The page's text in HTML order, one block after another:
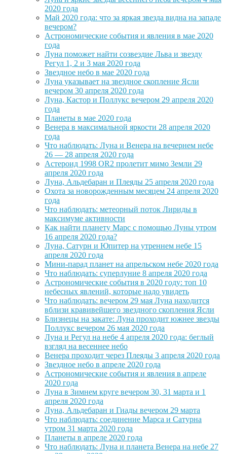
2020 года
Май 2020 года: что за яркая звезда видна на западе
вечером?
Астрономические события и явления в мае 2020
года
Луна поможет найти созвездие Льва и звезду
Регул 1, 2 и 3 мая 2020 года
Звездное небо в мае 2020 года
Луна указывает на звездное скопление Ясли
вечером 30 апреля 2020 года
Луна, Кастор и Поллукс вечером 29 апреля 2020
года
Планеты в мае 2020 года
Венера в максимальной яркости 28 апреля 2020
года
Что наблюдать: Луна и Венера на вечернем небе
26 — 28 апреля 2020 года
Астероид 1998 OR2 пролетит мимо Земли 29
апреля 2020 года
Луна, Альдебаран и Плеяды 25 апреля 2020 года
Охота за новорожденным месяцем 24 апреля 2020
года
Что наблюдать: метеорный поток Лириды в
максимуме активности
Как найти планету Марс с помощью Луны утром
16 апреля 2020 года?
Луна, Сатурн и Юпитер на утреннем небе 15
апреля 2020 года
Мини-парад планет на апрельском небе 2020 года
Что наблюдать: суперлуние 8 апреля 2020 года
Астрономические события в 2020 году: топ 10
небесных явлений, которые надо увидеть
Что наблюдать: вечером 29 мая Луна находится
вблизи кравивейшего звездного скопления Ясли
Близнецы на закате: Луна проходит южнее звезды
Поллукс вечером 26 мая 2020 года
Луна и Регул на небе 4 апреля 2020 года: беглый
взгляд на весеннее небо
Венера проходит через Плеяды 3 апреля 2020 года
Звездное небо в апреле 2020 года
Астрономические события и явления в апреле
2020 года
Луна в Зимнем круге вечером 30, 31 марта и 1
апреля 2020 года
Луна, Альдебаран и Гиады вечером 29 марта
Что наблюдать: соединение Марса и Сатурна
утром 31 марта 2020 года
Планеты в апреле 2020 года
Что наблюдать: Луна и планета Венера на небе 27